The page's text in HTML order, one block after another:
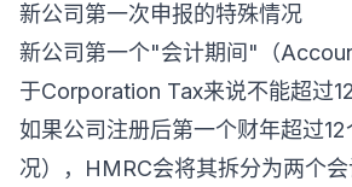
新公司第一次申报的特殊情况
新公司第一个"会计期间"（
于Corporation Tax来说不能超过12
如果公司注册后第一个财年超过
况），HMRC会将其拆分为两个